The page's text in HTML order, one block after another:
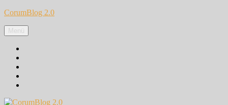
Zum
springen
CorumBlog 2.0
Menü